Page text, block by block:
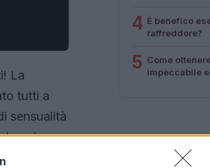
La
tutti a
sensualità
unico e
4 È benefico
raffreddore?
5 Come
impeccabile